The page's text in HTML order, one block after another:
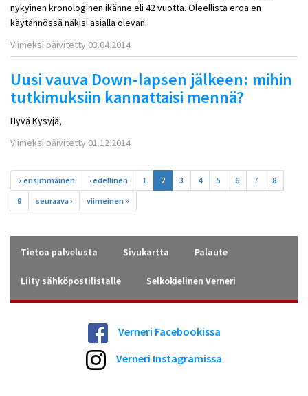
nykyinen kronologinen ikänne eli 42 vuotta. Oleellista eroa en
käytännössä näkisi asialla olevan.
Viimeksi päivitetty 03.04.2014
Uusi vauva Down-lapsen jälkeen: mihin
tutkimuksiin kannattaisi mennä?
Hyvä Kysyjä,
Viimeksi päivitetty 01.12.2014
Sivut
« ensimmäinen ‹ edellinen 1 2 3 4 5 6 7
8
9
seuraava › viimeinen »
Tietoa palvelusta Sivukartta Palaute
Liity sähköpostilistalle Selkokielinen Verneri
Verneri Facebookissa
Verneri Instagramissa